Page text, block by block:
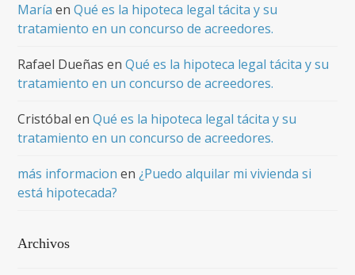
María enQué es la hipoteca legal tácita y su
tratamiento en un concurso de acreedores.
Rafael Dueñas enQué es la hipoteca legal tácita y su
tratamiento en un concurso de acreedores.
Cristóbal enQué es la hipoteca legal tácita y su
tratamiento en un concurso de acreedores.
más informacion en¿Puedo alquilar mi vivienda si
está hipotecada?
Archivos